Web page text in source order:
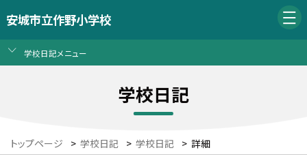
安城市立作野小学校
学校日記メニュー
学校日記
トップページ > 学校日記 > 学校日記 > 詳細